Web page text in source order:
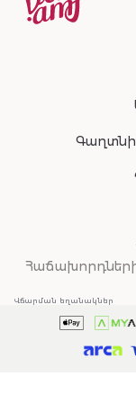
Վճարման եղանակներ